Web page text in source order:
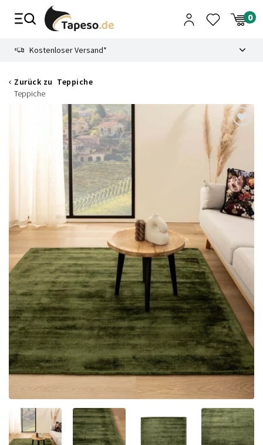
Zusammenbruch
Kostenloser Versand*
Zurück zu Teppiche
Teppiche